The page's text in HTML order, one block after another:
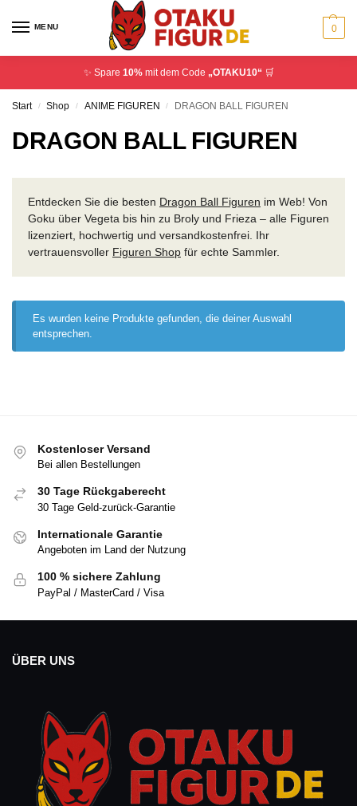
MENU 0
✨ Spare 10%mit dem Code „OTAKU10“ 🛒
Start / Shop / ANIME FIGUREN / DRAGON BALL FIGUREN
DRAGON BALL FIGUREN
Entdecken Sie die besten Dragon Ball Figuren im Web! Von
Goku über Vegeta bis hin zu Broly und Frieza – alle Figuren
lizenziert, hochwertig und versandkostenfrei. Ihr
vertrauensvoller Figuren Shop für echte Sammler.
Es wurden keine Produkte gefunden, die deiner Auswahl
entsprechen.
Kostenloser Versand
Bei allen Bestellungen
30 Tage Rückgaberecht
30 Tage Geld-zurück-Garantie
Internationale Garantie
Angeboten im Land der Nutzung
100 % sichere Zahlung
PayPal / MasterCard / Visa
ÜBER UNS